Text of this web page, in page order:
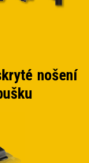
nošení